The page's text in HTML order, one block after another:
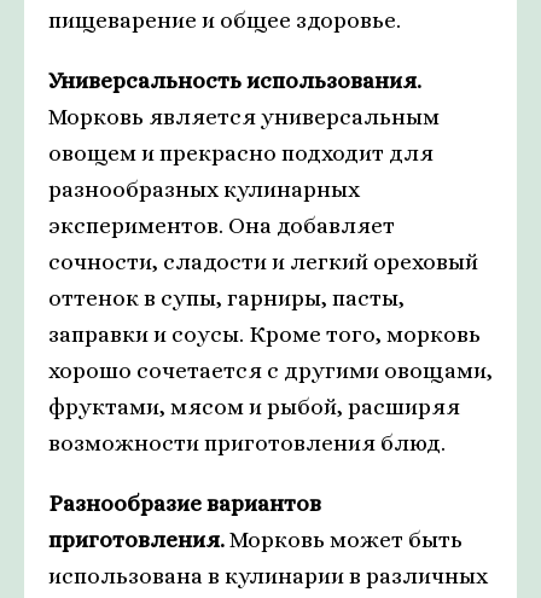
пищеварение и общее здоровье.
Универсальность использования.
Морковь является универсальным
овощем и прекрасно подходит для
разнообразных кулинарных
экспериментов. Она добавляет
сочности, сладости и легкий ореховый
оттенок в супы, гарниры, пасты,
заправки и соусы. Кроме того, морковь
хорошо сочетается с другими овощами,
фруктами, мясом и рыбой, расширяя
возможности приготовления блюд.
Разнообразие вариантов
приготовления.Морковь может быть
использована в кулинарии в различных